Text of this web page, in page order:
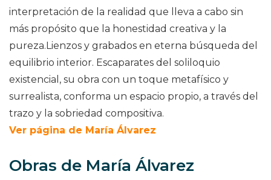
interpretación de la realidad que lleva a cabo sin
más propósito que la honestidad creativa y la
pureza.Lienzos y grabados en eterna búsqueda del
equilibrio interior. Escaparates del soliloquio
existencial, su obra con un toque metafísico y
surrealista, conforma un espacio propio, a través del
trazo y la sobriedad compositiva.
Ver página de María Álvarez
Obras de María Álvarez